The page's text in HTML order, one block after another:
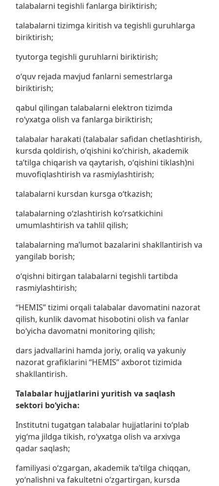
talabalarni tegishli fanlarga biriktirish;
talabalarni tizimga kiritish va tegishli guruhlarga
biriktirish;
tyutorga tegishli guruhlarni biriktirish;
oʻquv rejada mavjud fanlarni semestrlarga
biriktirish;
qabul qilingan talabalarni elektron tizimda
roʻyxatga olish va fanlarga biriktirish;
talabalar harakati (talabalar safidan chetlashtirish,
kursda qoldirish, oʻqishini koʻchirish, akademik
taʼtilga chiqarish va qaytarish, oʻqishini tiklash)ni
muvofiqlashtirish va rasmiylashtirish;
talabalarni kursdan kursga oʻtkazish;
talabalarning o‘zlashtirish ko‘rsatkichini
umumlashtirish va tahlil qilish;
talabalarning maʼlumot bazalarini shakllantirish va
yangilab borish;
oʻqishni bitirgan talabalarni tegishli tartibda
rasmiylashtirish;
“HEMIS” tizimi orqali talabalar davomatini nazorat
qilish, kunlik davomat hisobotini olish va fanlar
boʻyicha davomatni monitoring qilish;
dars jadvallarini hamda joriy, oraliq va yakuniy
nazorat grafiklarini “HEMIS” axborot tizimida
shakllantirish.
Talabalar hujjatlarini yuritish va saqlash
sektori bo‘yicha:
Institutni tugatgan talabalar hujjatlarini toʻplab
yigʻma jildga tikish, roʻyxatga olish va arxivga
qadar saqlash;
familiyasi oʻzgargan, akademik taʼtilga chiqqan,
yoʻnalishni va fakultetni oʻzgartirgan, kursda